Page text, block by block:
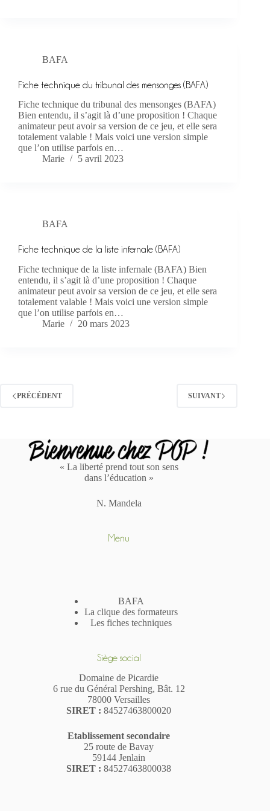
BAFA
Fiche technique du tribunal des mensonges (BAFA)
Fiche technique du tribunal des mensonges (BAFA)
Bien entendu, il s’agit là d’une proposition ! Chaque
animateur peut avoir sa version de ce jeu, et elle sera
totalement valable ! Mais voici une version simple
que l’on utilise parfois en…
Marie
5 avril 2023
BAFA
Fiche technique de la liste infernale (BAFA)
Fiche technique de la liste infernale (BAFA) Bien
entendu, il s’agit là d’une proposition ! Chaque
animateur peut avoir sa version de ce jeu, et elle sera
totalement valable ! Mais voici une version simple
que l’on utilise parfois en…
Marie
20 mars 2023
PRÉCÉDENT SUIVANT
« La liberté prend tout son sens
dans l’éducation »
N. Mandela
Menu
BAFA
La clique des formateurs
Les fiches techniques
Siège social
Domaine de Picardie
6 rue du Général Pershing, Bât. 12
78000 Versailles
SIRET : 84527463800020
Etablissement secondaire
25 route de Bavay
59144 Jenlain
SIRET : 84527463800038